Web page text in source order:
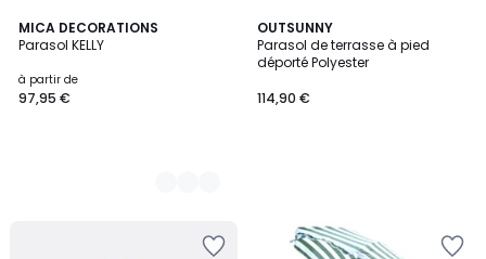
MICA DECORATIONS
Parasol KELLY
à partir de
97,95 €
3
Couleurs
OUTSUNNY
Parasol de terrasse à pied
déporté Polyester
114,90 €